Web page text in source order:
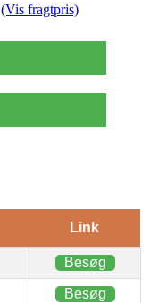
(Vis fragtpris)
Link
Besøg
Besøg